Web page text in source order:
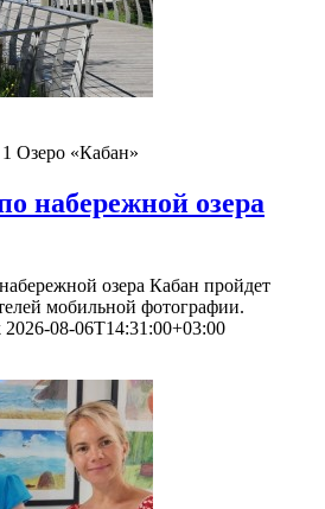
Озеро «Кабан»
набережной озера
озера Кабан пройдет
мобильной фотографии.
2026-08-06T14:31:00+03:00